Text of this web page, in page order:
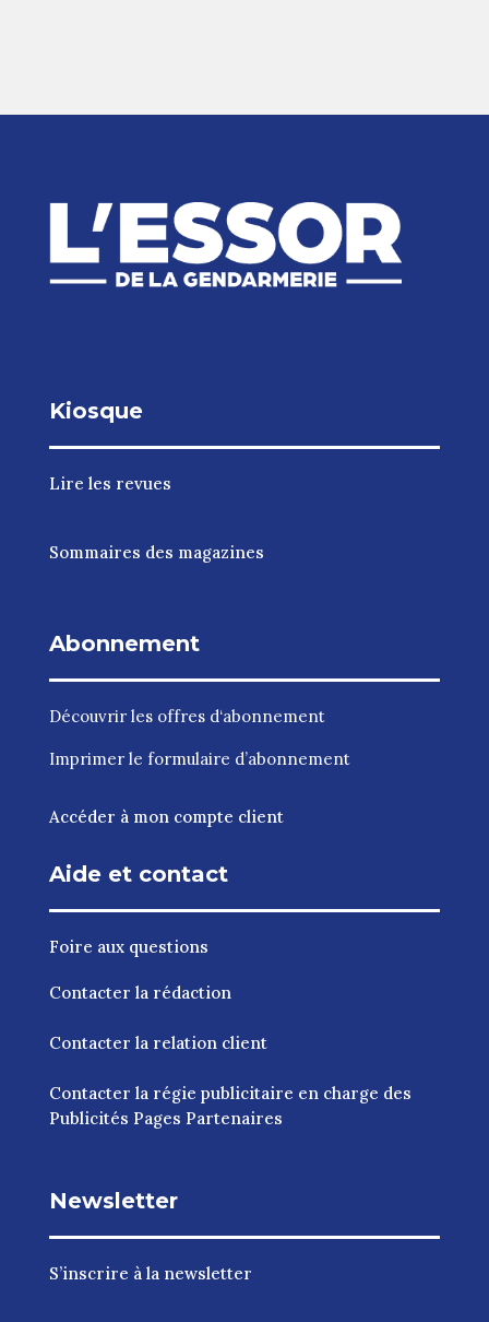
Kiosque
Lire les revues
Sommaires des magazines
Abonnement
Découvrir les offres d‘abonnement
Imprimer le formulaire d’abonnement
Accéder à mon compte client
Aide et contact
Foire aux questions
Contacter la rédaction
Contacter la relation client
Contacter la régie publicitaire en charge des
Publicités Pages Partenaires
Newsletter
S’inscrire à la newsletter